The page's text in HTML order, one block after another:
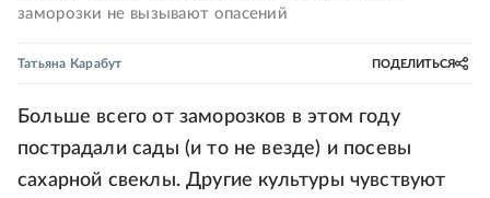
заморозки не вызывают опасений
Татьяна Карабут ПОДЕЛИТЬСЯ
Больше всего от заморозков в этом году
пострадали сады (и то не везде) и посевы
сахарной свеклы. Другие культуры чувствуют